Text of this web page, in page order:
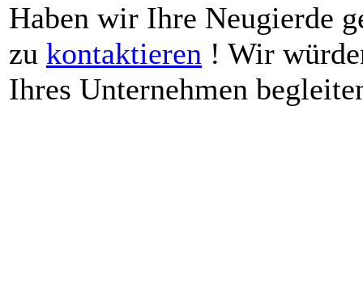
Haben wir Ihre Neugierde
zu kontaktieren ! Wir
Ihres Unternehmen